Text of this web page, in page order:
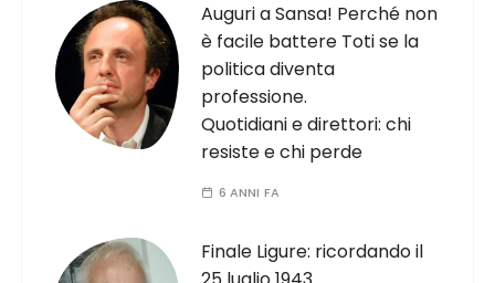
Auguri a Sansa! Perché non
è facile battere Toti se la
politica diventa
professione.
Quotidiani e direttori: chi
resiste e chi perde
6 ANNI FA
Finale Ligure: ricordando il